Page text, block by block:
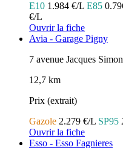
E10 1.984 €/L E85
€/L
Ouvrir la fiche
Avia - Garage Pigny
7 avenue Jacques
12,7 km
Prix (extrait)
Gazole 2.279 €/L SP95
Ouvrir la fiche
Esso - Esso Fagnieres